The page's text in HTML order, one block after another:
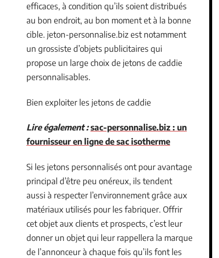
efficaces, à condition qu’ils soient distribués
au bon endroit, au bon moment et à la bonne
cible. jeton-personnalise.biz est notamment
un grossiste d’objets publicitaires qui
propose un large choix de jetons de caddie
personnalisables.
Bien exploiter les jetons de caddie
Lire également :sac-personnalise.biz : un
fournisseur en ligne de sac isotherme
Si les jetons personnalisés ont pour avantage
principal d’être peu onéreux, ils tendent
aussi à respecter l’environnement grâce aux
matériaux utilisés pour les fabriquer. Offrir
cet objet aux clients et prospects, c’est leur
donner un objet qui leur rappellera la marque
de l’annonceur à chaque fois qu’ils font les